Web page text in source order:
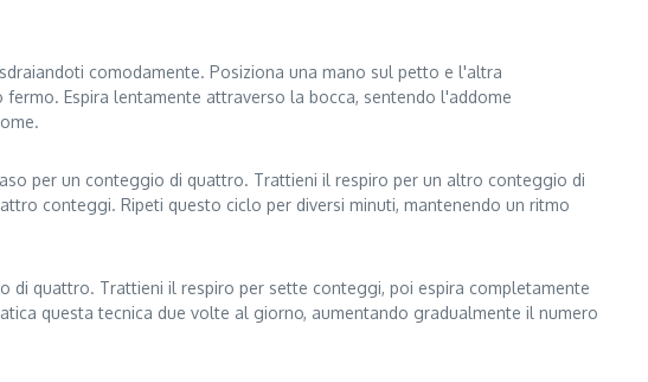
comodamente. Posiziona una mano sul petto e l'altra
Espira lentamente attraverso la bocca, sentendo l'addome
per un conteggio di quattro. Trattieni il respiro per un altro conteggio di
conteggi. Ripeti questo ciclo per diversi minuti, mantenendo un ritmo
di quattro. Trattieni il respiro per sette conteggi, poi espira completamente
questa tecnica due volte al giorno, aumentando gradualmente il numero